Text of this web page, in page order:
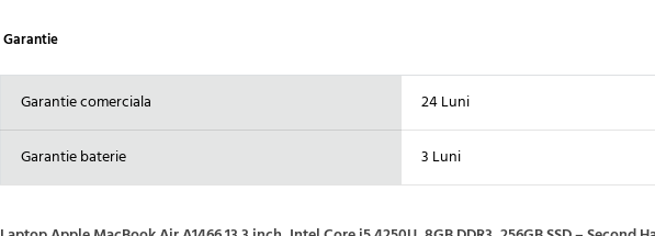
Garantie
Garantie comerciala 24 Luni
Garantie baterie 3 Luni